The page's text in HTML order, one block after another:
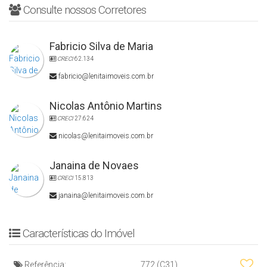
Consulte nossos Corretores
Fabricio Silva de Maria
CRECI62.134
fabricio@lenitaimoveis.com.br
Nicolas Antônio Martins
CRECI27.624
nicolas@lenitaimoveis.com.br
Janaina de Novaes
CRECI15.813
janaina@lenitaimoveis.com.br
Características do Imóvel
Referência: 772 (C31)